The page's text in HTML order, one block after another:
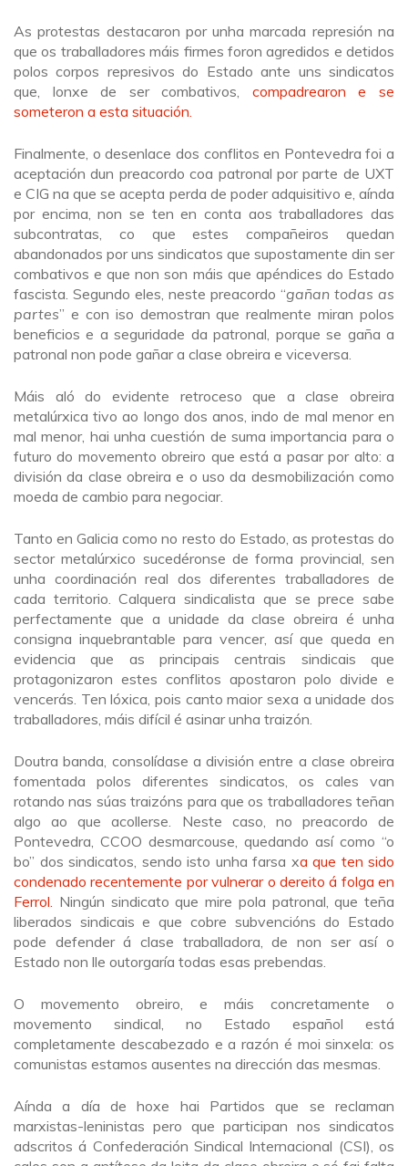
As protestas destacaron por unha marcada represión na
que os traballadores máis firmes foron agredidos e detidos
polos corpos represivos do Estado ante uns sindicatos
que, lonxe de ser combativos, compadrearon e se
someteron a esta situación.
Finalmente, o desenlace dos conflitos en Pontevedra foi a
aceptación dun preacordo coa patronal por parte de UXT
e CIG na que se acepta perda de poder adquisitivo e, aínda
por encima, non se ten en conta aos traballadores das
subcontratas, co que estes compañeiros quedan
abandonados por uns sindicatos que supostamente din ser
combativos e que non son máis que apéndices do Estado
fascista. Segundo eles, neste preacordo “gañan todas as
partes” e con iso demostran que realmente miran polos
beneficios e a seguridade da patronal, porque se gaña a
patronal non pode gañar a clase obreira e viceversa.
Máis aló do evidente retroceso que a clase obreira
metalúrxica tivo ao longo dos anos, indo de mal menor en
mal menor, hai unha cuestión de suma importancia para o
futuro do movemento obreiro que está a pasar por alto: a
división da clase obreira e o uso da desmobilización como
moeda de cambio para negociar.
Tanto en Galicia como no resto do Estado, as protestas do
sector metalúrxico sucedéronse de forma provincial, sen
unha coordinación real dos diferentes traballadores de
cada territorio. Calquera sindicalista que se prece sabe
perfectamente que a unidade da clase obreira é unha
consigna inquebrantable para vencer, así que queda en
evidencia que as principais centrais sindicais que
protagonizaron estes conflitos apostaron polo divide e
vencerás. Ten lóxica, pois canto maior sexa a unidade dos
traballadores, máis difícil é asinar unha traizón.
Doutra banda, consolídase a división entre a clase obreira
fomentada polos diferentes sindicatos, os cales van
rotando nas súas traizóns para que os traballadores teñan
algo ao que acollerse. Neste caso, no preacordo de
Pontevedra, CCOO desmarcouse, quedando así como “o
bo” dos sindicatos, sendo isto unha farsa xa que ten sido
condenado recentemente por vulnerar o dereito á folga en
Ferrol. Ningún sindicato que mire pola patronal, que teña
liberados sindicais e que cobre subvencións do Estado
pode defender á clase traballadora, de non ser así o
Estado non lle outorgaría todas esas prebendas.
O movemento obreiro, e máis concretamente o
movemento sindical, no Estado español está
completamente descabezado e a razón é moi sinxela: os
comunistas estamos ausentes na dirección das mesmas.
Aínda a día de hoxe hai Partidos que se reclaman
marxistas-leninistas pero que participan nos sindicatos
adscritos á Confederación Sindical Internacional (CSI), os